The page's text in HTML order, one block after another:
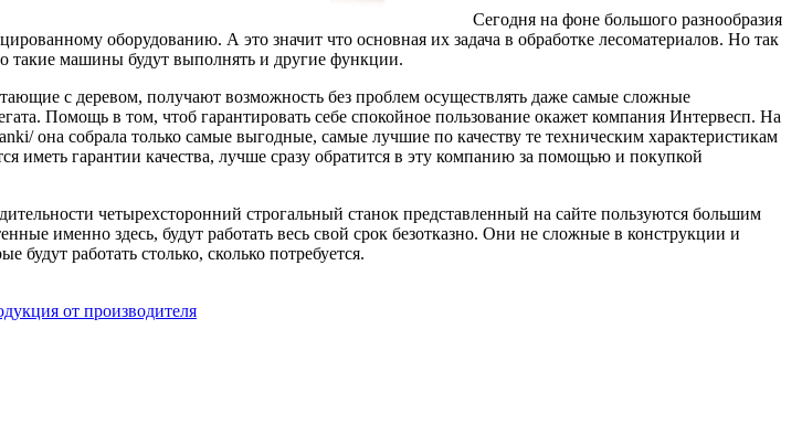
Сегодня на фоне большого разнообразия
оборудованию. А это значит что основная их задача в обработке лесоматериалов. Но так
такие машины будут выполнять и другие функции.
с деревом, получают возможность без проблем осуществлять даже самые сложные
Помощь в том, чтоб гарантировать себе спокойное пользование окажет компания Интервесп. На
она собрала только самые выгодные, самые лучшие по качеству те техническим характеристикам
иметь гарантии качества, лучше сразу обратится в эту компанию за помощью и покупкой
четырехсторонний строгальный станок представленный на сайте пользуются большим
именно здесь, будут работать весь свой срок безотказно. Они не сложные в конструкции и
работать столько, сколько потребуется.
от производителя